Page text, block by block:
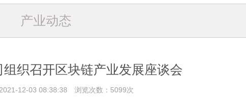
产业动态
织召开区块链产业发展座谈会
12-03 08:38:38 浏览次数：5099次